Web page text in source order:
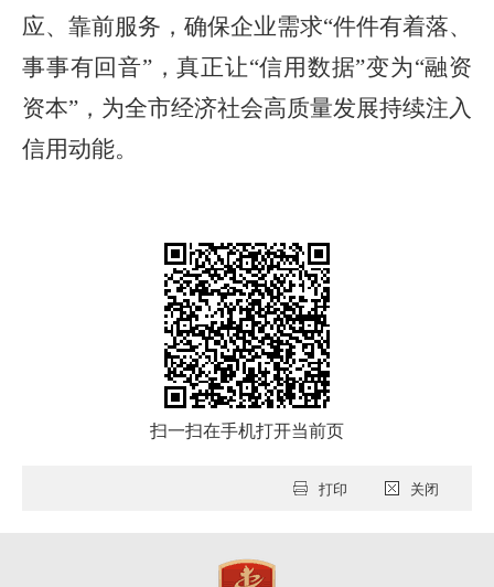
应、靠前服务，确保企业需求“件件有着落、
事事有回音”，真正让“信用数据”变为“融资
资本”，为全市经济社会高质量发展持续注入
信用动能。
扫一扫在手机打开当前页
打印 关闭